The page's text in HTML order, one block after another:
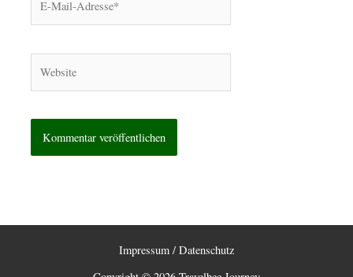
Mail-
Impressum / Datenschutz